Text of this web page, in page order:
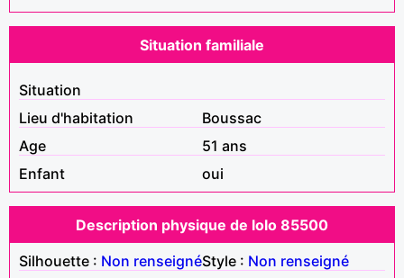
Situation familiale
Situation
Lieu d'habitation
Boussac
Age
51 ans
Enfant
oui
Description physique de lolo 85500
Silhouette : Non renseignéStyle : Non renseigné